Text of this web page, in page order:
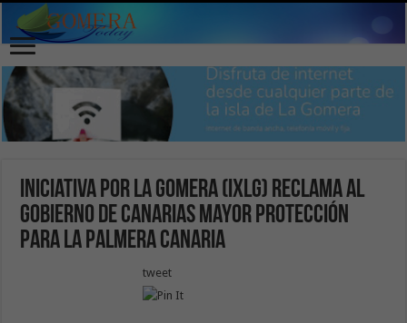
Iniciativa por La Gomera (IxLG) reclama al
Gobierno de Canarias mayor protección
para la palmera canaria
tweet